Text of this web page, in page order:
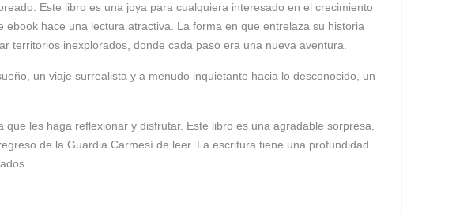
Este libro es una joya para cualquiera interesado en el crecimiento
hace una lectura atractiva. La forma en que entrelaza su historia
territorios inexplorados, donde cada paso era una nueva aventura.
un viaje surrealista y a menudo inquietante hacia lo desconocido, un
les haga reflexionar y disfrutar. Este libro es una agradable sorpresa.
de la Guardia Carmesí de leer. La escritura tiene una profundidad